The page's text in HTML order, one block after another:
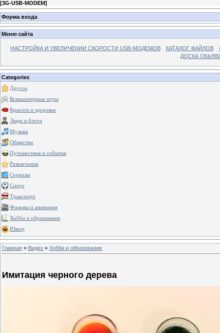
[3G-USB-MODEM]
Форма входа
Меню сайта
НАСТРОЙКА И УВЕЛИЧЕНИИ СКОРОСТИ USB-МОДЕМОВ КАТАЛОГ ФАЙЛОВ
ДОСКА
Categories
Другое
Компьютерные игры
Красота и здоровье
Люди и блоги
Музыка
Общество
Путешествия и события
Развлечения
Сериалы
Спорт
Транспорт
Фильмы и анимация
Хобби и образование
Юмор
Главная » Видео » Хобби и образование
Имитация черного дерева